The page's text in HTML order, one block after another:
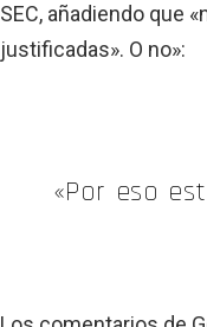
SEC, añadiendo que
justificadas». O no»:
«Por eso